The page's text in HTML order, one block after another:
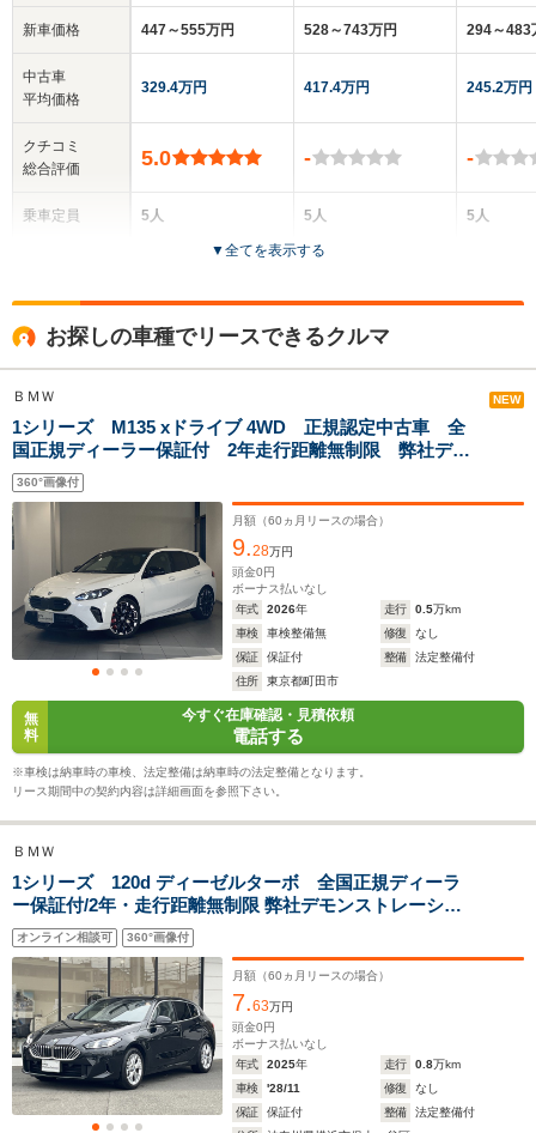
新車価格
中古車
平均価格
クチコミ
総合評価
乗車定員
サイズ
WLTCモード
燃費
駆動方式
447～555万円
329.4万円
5.0
5人
全高
1.57m～1.58m
全幅
1.83m
ホイールベース
-m
14.1～19.5km/L
└市街地:10.5～
└郊外:14.0～
└高速道路:16.6～
23.1km/L
FF
528～743万円
417.4万円
-
5人
4ドア
1.44m
全幅
1.8m
12.6～21.1km/L
└市街地:9.0～
└郊外:12.9～
└高速道路:15.0～
FF、4WD
294～483
245.2万円
-
5人
15.2～
▼全てを表示する
お探しの車種でリースできるクルマ
ＢＭＷ NEW
1シリーズ M135 xドライブ 4WD 正規認定中古車 全
国正規ディーラー保証付 2年走行距離無制限 弊社デモ
ンストレーションカー シートヒーター ACC 禁煙
車 トップビューカメラ カーブドディスプレイ
idrive パワーテールゲート
360°画像付
月額（60 ヵ月リースの場合）
9.28万円
頭金0円
ボーナス払いなし
年式
2026年 走行 0.5万km
車検
車検整備無 修復
なし
保証
保証付 整備
法定整備付
住所
東京都町田市
無
料
今すぐ在庫確認・見積依頼
電話する
※車検は納車時の車検、法定整備は納車時の法定整備となります。
リース期間中の契約内容は詳細画面を参照下さい。
ＢＭＷ
1シリーズ 120d ディーゼルターボ 全国正規ディーラ
ー保証付/2年・走行距離無制限 弊社デモンストレーショ
ンカー テクノロジーPKG ハイラインPKG エコニアバイ
カラーブルースポーツシート harman/kardon ハンズオフ
アシスト パーキングアシスト+ HUD
オンライン相談可 360°画像付
月額（60 ヵ月リースの場合）
7.63万円
頭金0円
ボーナス払いなし
年式
2025年 走行 0.8万km
車検
'28/11 修復
なし
保証
保証付 整備
法定整備付